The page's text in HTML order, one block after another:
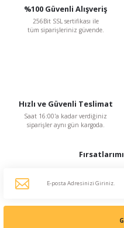
%100 Güvenli Alışveriş
256Bit SSL sertifikası ile
tüm siparişleriniz güvende.
Hızlı ve Güvenli Teslimat
Saat 16:00'a kadar verdiğiniz
siparişler aynı gün kargoda.